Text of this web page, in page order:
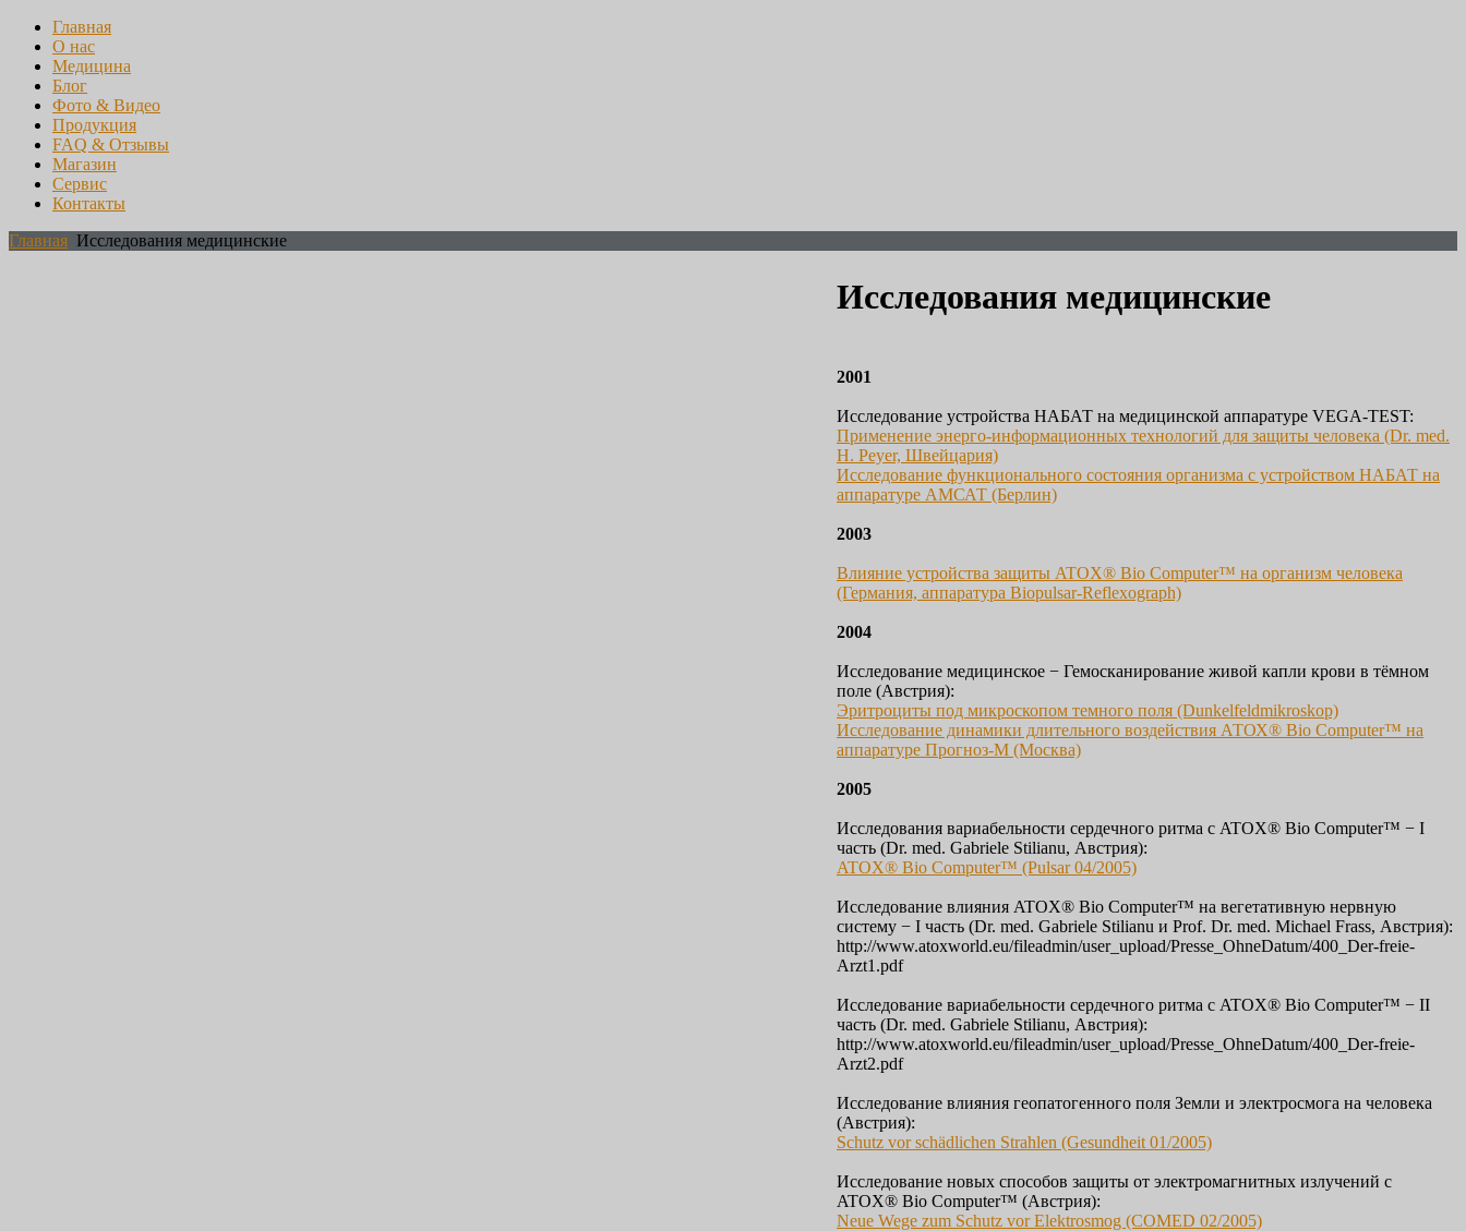
Главная
О нас
Медицина
Блог
Фото & Видео
Продукция
FAQ & Отзывы
Магазин
Сервис
Контакты
Главная Исследования медицинские
Исследования медицинские
2001
Исследование устройства НАБАТ на медицинской аппаратуре VEGA-TEST:
Применение энерго-информационных технологий для защиты человека (Dr. med.
H. Peyer, Швейцария)
Исследование функционального состояния организма с устройством НАБАТ на
аппаратуре АМСАТ (Берлин)
2003
Влияние устройства защиты ATOX® Bio Computer™ на организм человека
(Германия, аппаратура Biopulsar-Reflexograph)
2004
Исследование медицинское − Гемосканирование живой капли крови в тёмном
поле (Австрия):
Эритроциты под микроскопом темного поля (Dunkelfeldmikroskop)
Исследование динамики длительного воздействия АТОХ® Bio Computer™ на
аппаратуре Прогноз-М (Москва)
2005
Исследования вариабельности сердечного ритма с ATOX® Bio Computer™ − I
часть (Dr. med. Gabriele Stilianu, Австрия):
ATOX® Bio Computer™ (Pulsar 04/2005)
Исследование влияния ATOX® Bio Computer™ на вегетативную нервную
систему − I часть (Dr. med. Gabriele Stilianu и Prof. Dr. med. Michael Frass, Австрия):
http://www.atoxworld.eu/fileadmin/user_upload/Presse_OhneDatum/400_Der-freie-
Arzt1.pdf
Исследование вариабельности сердечного ритма с ATOX® Bio Computer™ − II
часть (Dr. med. Gabriele Stilianu, Австрия):
http://www.atoxworld.eu/fileadmin/user_upload/Presse_OhneDatum/400_Der-freie-
Arzt2.pdf
Исследование влияния геопатогенного поля Земли и электросмога на человека
(Австрия):
Schutz vor schädlichen Strahlen (Gesundheit 01/2005)
Исследование новых способов защиты от электромагнитных излучений с
ATOX® Bio Computer™ (Австрия):
Neue Wege zum Schutz vor Elektrosmog (COMED 02/2005)